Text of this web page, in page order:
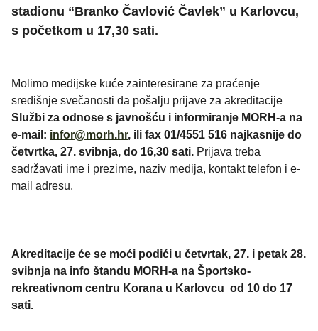
stadionu “Branko Čavlović Čavlek” u Karlovcu,
s početkom u 17,30 sati.
Molimo medijske kuće zainteresirane za praćenje
središnje svečanosti da pošalju prijave za akreditacije
Službi za odnose s javnošću i informiranje MORH-a na
e-mail: infor@morh.hr, ili fax 01/4551 516 najkasnije do
četvrtka, 27. svibnja, do 16,30 sati. Prijava treba
sadržavati ime i prezime, naziv medija, kontakt telefon i e-
mail adresu.
Akreditacije će se moći podići u četvrtak, 27. i petak 28.
svibnja na info štandu MORH-a na Športsko-
rekreativnom centru Korana u Karlovcu od 10 do 17
sati.